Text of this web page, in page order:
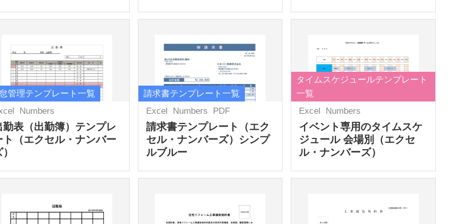
管理テンプレート一覧
Numbers
勤表（出勤簿）テンプレ
ト（エクセル・ナンバー
請求書テンプレート一覧
Excel
Numbers PDF
請求書テンプレート（エク
セル・ナンバーズ）シンプ
ルブルー
タイムスケジュールテンプレート
一覧
Excel
Numbers
イベント専用のタイムスケ
ジュール 会場別（エクセ
ル・ナンバーズ）